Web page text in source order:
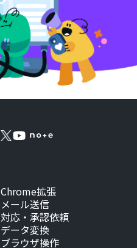
Chrome拡張
メール送信
対応・承認依頼
データ変換
ブラウザ操作